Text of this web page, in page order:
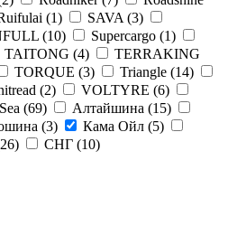
(1) SAVA (3)
(10) Supercargo (1)
TAITONG (4)
TERRAKING
TORQUE (3) Triangle (14)
(2) VOLTYRE (6)
(69) Алтайшина (15)
(3) Кама Ойл (5)
СНГ (10)